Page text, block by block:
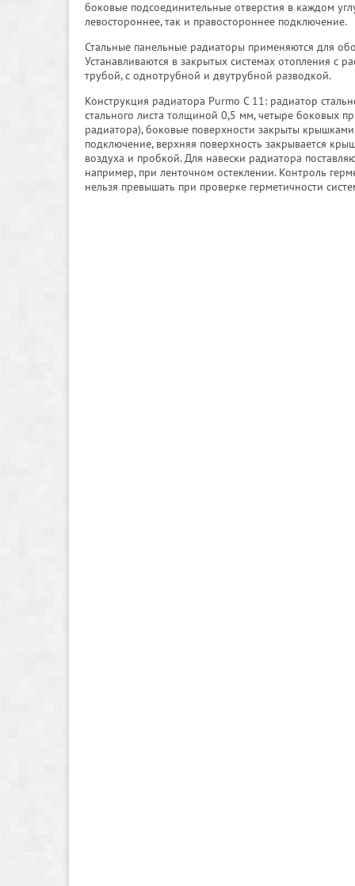
боковые подсоединительные отверстия в каждом
левостороннее, так и правостороннее подключение.
Стальные панельные радиаторы применяются для
Устанавливаются в закрытых системах отопления с
трубой, с однотрубной и двутрубной разводкой.
Конструкция радиатора Purmo C 11: радиатор
стального листа толщиной 0,5 мм, четыре боковых
радиатора), боковые поверхности закрыты
подключение, верхняя поверхность закрывается
воздуха и пробкой. Для навески радиатора
например, при ленточном остеклении. Контроль
нельзя превышать при проверке герметичности